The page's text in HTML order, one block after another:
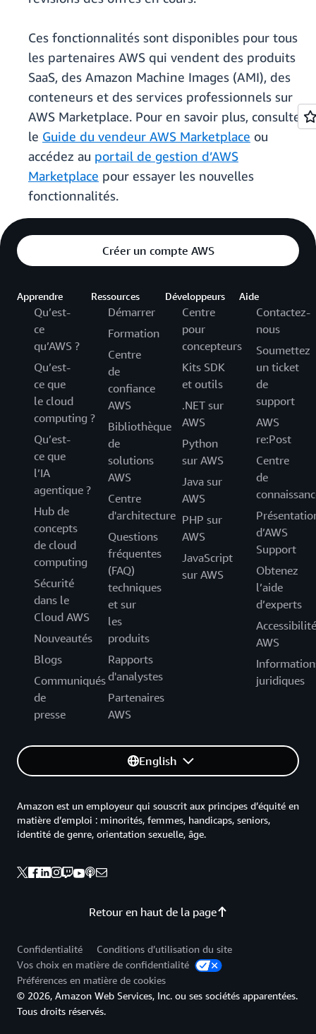
Ces fonctionnalités sont disponibles pour tous
les partenaires AWS qui vendent des produits
SaaS, des Amazon Machine Images (AMI), des
conteneurs et des services professionnels sur
AWS Marketplace. Pour en savoir plus, consultez
le Guide du vendeur AWS Marketplace ou
accédez au portail de gestion d’AWS
Marketplace pour essayer les nouvelles
fonctionnalités.
Créer un compte AWS
Apprendre
Qu’est-
ce
qu’AWS ?
Qu’est-
ce que
le cloud
computing ?
Qu’est-
ce que
l’IA
agentique ?
Hub de
concepts
de cloud
computing
Sécurité
dans le
Cloud AWS
Nouveautés
Blogs
Communiqués
de
presse
Ressources
Démarrer
Formation
Centre
de
confiance
AWS
Bibliothèque
de
solutions
AWS
Centre
d'architecture
Questions
fréquentes
(FAQ)
techniques
et sur
les
produits
Rapports
d'analystes
Partenaires
AWS
Développeurs
Centre
pour
concepteurs
Kits SDK
et outils
.NET sur
AWS
Python
sur AWS
Java sur
AWS
PHP sur
AWS
JavaScript
sur AWS
Aide
Contactez-
nous
Soumettez
un ticket
de
support
AWS
re:Post
Centre
de
d’AWS
Support
Obtenez
l’aide
d’experts
Accessibilité
AWS
juridiques
English
Retour en haut de la page
Amazon est un employeur qui souscrit aux principes d’équité en
matière d’emploi : minorités, femmes, handicaps, seniors,
identité de genre, orientation sexuelle, âge.
Confidentialité
Conditions d’utilisation du site
Vos choix en matière de confidentialité
Préférences en matière de cookies
© 2026, Amazon Web Services, Inc. ou ses sociétés apparentées.
Tous droits réservés.